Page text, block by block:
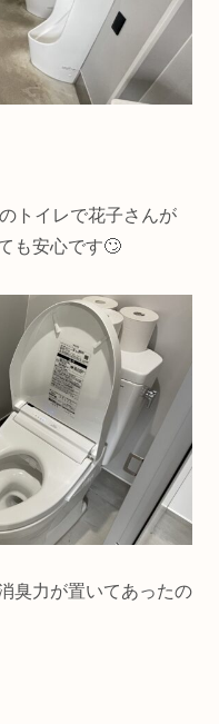
トイレで花子さんが
も安心です🙄
臭力が置いてあったの